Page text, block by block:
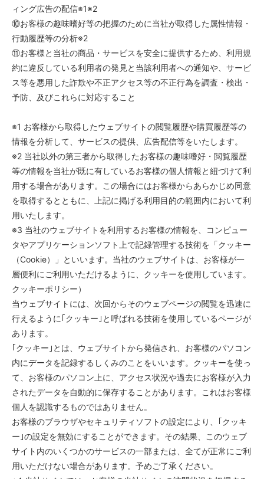
ィング広告の配信※1※2
⑩お客様の趣味嗜好等の把握のために当社が取得した属性情報・
行動履歴等の分析※2
⑪お客様と当社の商品・サービスを安全に提供するため、利用規
約に違反している利用者の発見と当該利用者への通知や、サービ
ス等を悪用した詐欺や不正アクセス等の不正行為を調査・検出・
予防、及びこれらに対応すること
※1 お客様から取得したウェブサイトの閲覧履歴や購買履歴等の
情報を分析して、サービスの提供、広告配信等をいたします。
※2 当社以外の第三者から取得したお客様の趣味嗜好・閲覧履歴
等の情報を当社が既に有しているお客様の個人情報と紐づけて利
用する場合があります。この場合にはお客様からあらかじめ同意
を取得するとともに、上記に掲げる利用目的の範囲内において利
用いたします。
※3 当社のウェブサイトを利用するお客様の情報を、コンピュー
タやアプリケーションソフト上で記録管理する技術を「クッキー
（Cookie）」といいます。当社のウェブサイトは、お客様が一
層便利にご利用いただけるように、クッキーを使用しています。
クッキーポリシー）
当ウェブサイトには、次回からそのウェブページの閲覧を迅速に
行えるように｢クッキー｣と呼ばれる技術を使用しているページが
あります。
｢クッキー｣とは、ウェブサイトから発信され、お客様のパソコン
内にデータを記録するしくみのことをいいます。クッキーを使っ
て、お客様のパソコン上に、アクセス状況や過去にお客様が入力
されたデータを自動的に保存することがあります。これはお客様
個人を認識するものではありません。
お客様のブラウザやセキュリティソフトの設定により、｢クッキ
ー｣の設定を無効にすることができます。その結果、このウェブ
サイト内のいくつかのサービスの一部または、全てが正常にご利
用いただけない場合があります。予めご了承ください。